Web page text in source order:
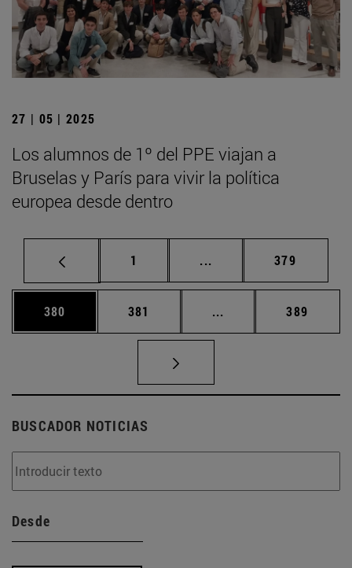
27 | 05 | 2025
Los alumnos de 1º del PPE viajan a
Bruselas y París para vivir la política
europea desde dentro
Página
1 ... Páginas intermedias
Página
379
Página
380 Página
381 ... Páginas intermedias
Página
389
BUSCADOR NOTICIAS
Desde